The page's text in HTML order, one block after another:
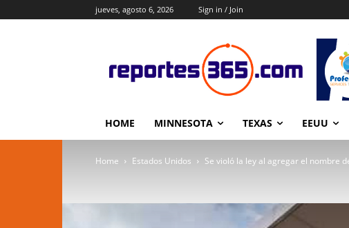
jueves, agosto 6, 2026 Sign in / Join
HOME MINNESOTA TEXAS EEUU
Home Estados Unidos Se violó la ley al agregar el nombre